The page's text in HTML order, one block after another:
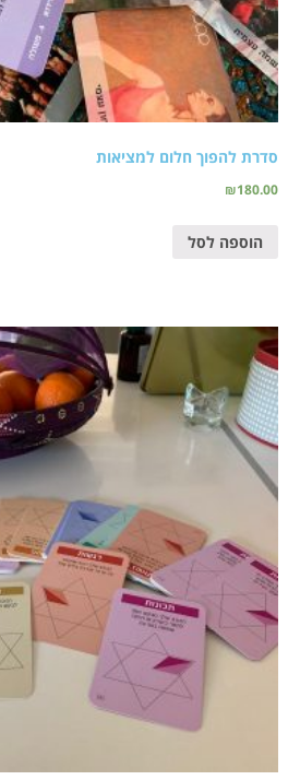
סדרת להפוך חלום למציאות
₪180.00
הוספה לסל